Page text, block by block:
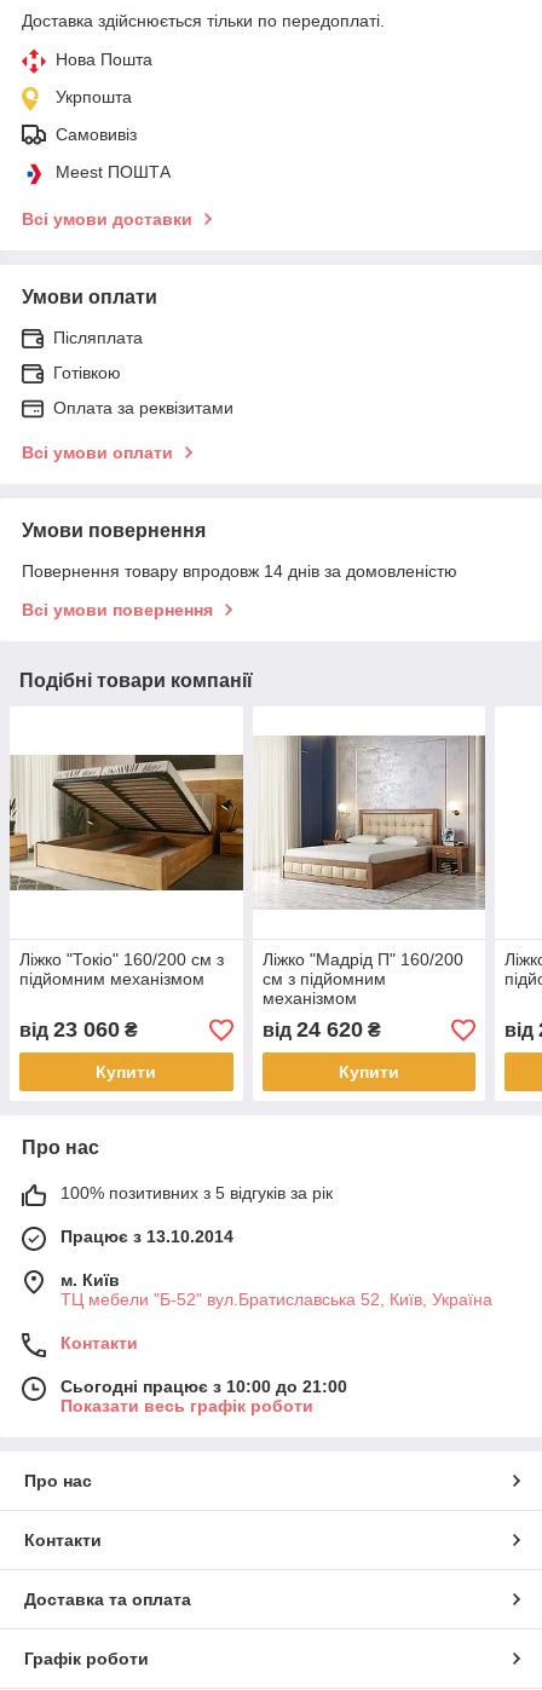
Доставка здійснюється тільки по передоплаті.
Нова Пошта
Укрпошта
Самовивіз
Meest ПОШТА
Всі умови доставки
Умови оплати
Післяплата
Готівкою
Оплата за реквізитами
Всі умови оплати
Умови повернення
Повернення товару впродовж 14 днів за домовленістю
Всі умови повернення
Подібні товари компанії
Ліжко "Токіо" 160/200 см з
підйомним механізмом
від 23 060 ₴
Купити
Ліжко "Мадрід П" 160/200
см з підйомним
механізмом
від 24 620₴
Купити
від
Про нас
100% позитивних з 5 відгуків за рік
Працює з 13.10.2014
м. Київ
ТЦ мебели "Б-52" вул.Братиславська 52, Київ, Україна
Контакти
Сьогодні працює з 10:00 до 21:00
Показати весь графік роботи
Про нас
Контакти
Доставка та оплата
Графік роботи